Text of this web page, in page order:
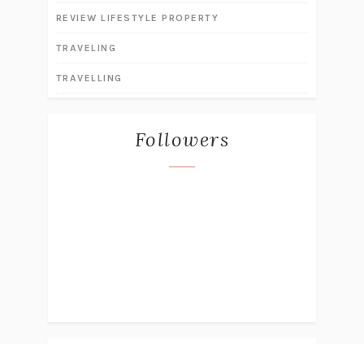
REVIEW LIFESTYLE PROPERTY
TRAVELING
TRAVELLING
Followers